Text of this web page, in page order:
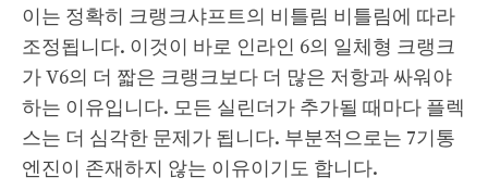
이는 정확히 크랭크샤프트의 비틀림 비틀림에 따라
조정됩니다. 이것이 바로 인라인 6의 일체형 크랭크
가 V6의 더 짧은 크랭크보다 더 많은 저항과 싸워야
하는 이유입니다. 모든 실린더가 추가될 때마다 플렉
스는 더 심각한 문제가 됩니다. 부분적으로는 7기통
엔진이 존재하지 않는 이유이기도 합니다.